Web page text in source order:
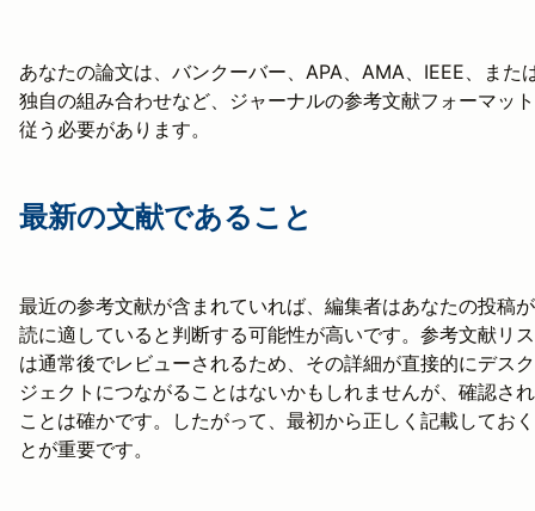
あなたの論文は、バンクーバー、APA、AMA、IEEE、また
独自の組み合わせなど、ジャーナルの参考文献フォーマッ
従う必要があります。
最新の文献であること
最近の参考文献が含まれていれば、編集者はあなたの投稿
読に適していると判断する可能性が高いです。参考文献リ
は通常後でレビューされるため、その詳細が直接的にデス
ジェクトにつながることはないかもしれませんが、確認さ
ことは確かです。したがって、最初から正しく記載してお
とが重要です。